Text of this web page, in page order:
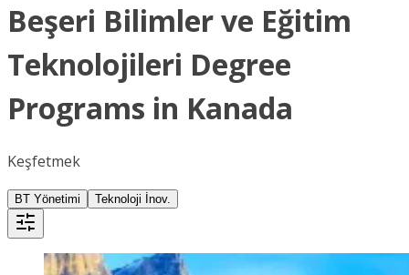
Beşeri Bilimler ve Eğitim
Teknolojileri Degree
Programs in Kanada
Keşfetmek
BT Yönetimi Teknoloji İnov.